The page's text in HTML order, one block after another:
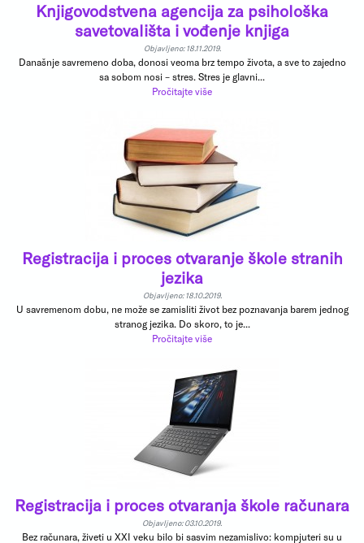
Knjigovodstvena agencija za psihološka
savetovališta i vođenje knjiga
Objavljeno: 18.11.2019.
Današnje savremeno doba, donosi veoma brz tempo života, a sve to zajedno
sa sobom nosi – stres. Stres je glavni...
Pročitajte više
Registracija i proces otvaranje škole stranih
jezika
Objavljeno: 18.10.2019.
U savremenom dobu, ne može se zamisliti život bez poznavanja barem jednog
stranog jezika. Do skoro, to je...
Pročitajte više
Registracija i proces otvaranja škole računara
Objavljeno: 03.10.2019.
Bez računara, živeti u XXI veku bilo bi sasvim nezamislivo: kompjuteri su u